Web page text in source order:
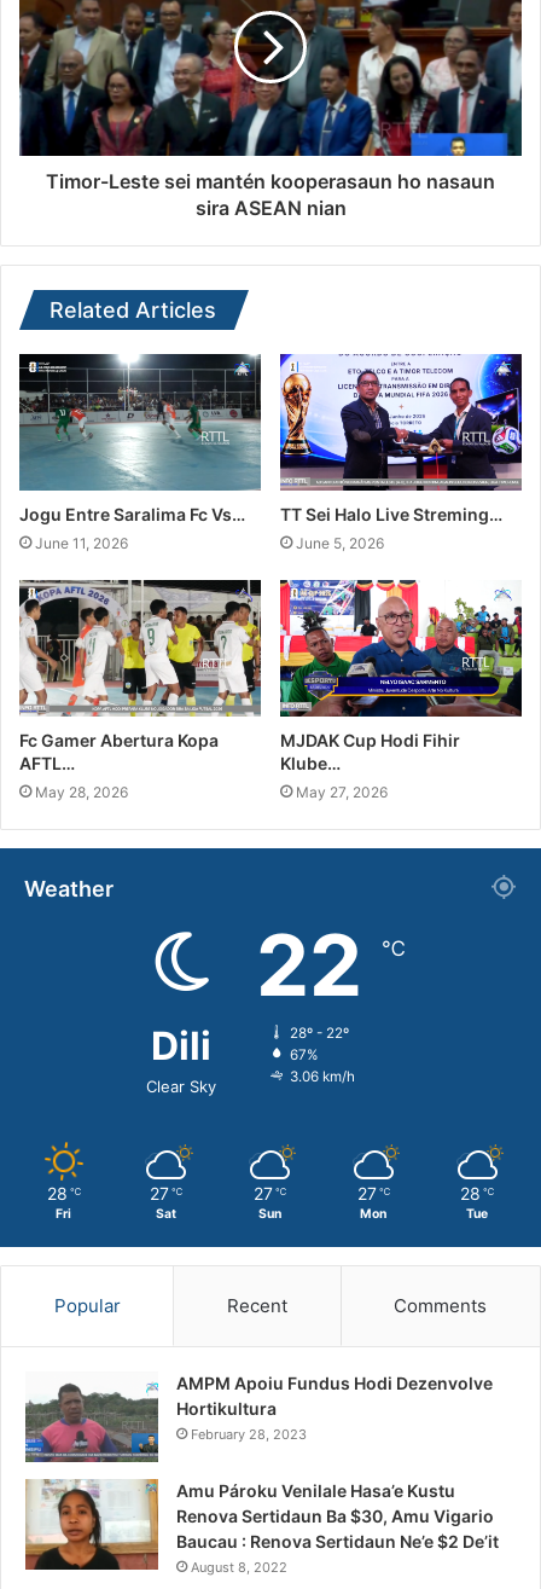
Timor-Leste sei mantén kooperasaun ho nasaun
sira ASEAN nian
Related Articles
Jogu Entre Saralima Fc Vs…
June 11, 2026
TT Sei Halo Live Streming…
June 5, 2026
Fc Gamer Abertura Kopa
AFTL…
May 28, 2026
MJDAK Cup Hodi Fihir
Klube…
May 27, 2026
Weather
Dili
Clear Sky
22 ℃
28º - 22º
67%
3.06 km/h
28 ℃
Fri
27 ℃
Sat
27 ℃
Sun
27 ℃
Mon
28 ℃
Tue
Popular Recent Comments
AMPM Apoiu Fundus Hodi Dezenvolve
Hortikultura
February 28, 2023
Amu Pároku Venilale Hasa’e Kustu
Renova Sertidaun Ba $30, Amu Vigario
Baucau : Renova Sertidaun Ne’e $2 De’it
August 8, 2022